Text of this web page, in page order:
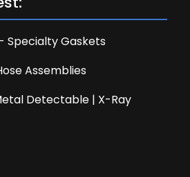
Specialty Gaskets
Assemblies
Detectable | X-Ray